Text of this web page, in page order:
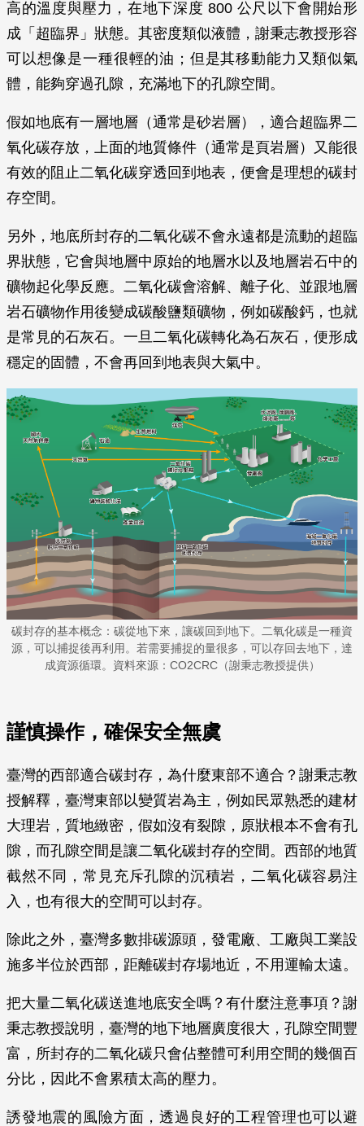
高的溫度與壓力，在地下深度 800 公尺以下會開始形
成「超臨界」狀態。其密度類似液體，謝秉志教授形容
可以想像是一種很輕的油；但是其移動能力又類似氣
體，能夠穿過孔隙，充滿地下的孔隙空間。
假如地底有一層地層（通常是砂岩層），適合超臨界二
氧化碳存放，上面的地質條件（通常是頁岩層）又能很
有效的阻止二氧化碳穿透回到地表，便會是理想的碳封
存空間。
另外，地底所封存的二氧化碳不會永遠都是流動的超臨
界狀態，它會與地層中原始的地層水以及地層岩石中的
礦物起化學反應。二氧化碳會溶解、離子化、並跟地層
岩石礦物作用後變成碳酸鹽類礦物，例如碳酸鈣，也就
是常見的石灰石。一旦二氧化碳轉化為石灰石，便形成
穩定的固體，不會再回到地表與大氣中。
碳封存的基本概念：碳從地下來，讓碳回到地下。二氧化碳是一種資
源，可以捕捉後再利用。若需要捕捉的量很多，可以存回去地下，達
成資源循環。資料來源：CO2CRC（謝秉志教授提供）
謹慎操作，確保安全無虞
臺灣的西部適合碳封存，為什麼東部不適合？謝秉志教
授解釋，臺灣東部以變質岩為主，例如民眾熟悉的建材
大理岩，質地緻密，假如沒有裂隙，原狀根本不會有孔
隙，而孔隙空間是讓二氧化碳封存的空間。西部的地質
截然不同，常見充斥孔隙的沉積岩，二氧化碳容易注
入，也有很大的空間可以封存。
除此之外，臺灣多數排碳源頭，發電廠、工廠與工業設
施多半位於西部，距離碳封存場地近，不用運輸太遠。
把大量二氧化碳送進地底安全嗎？有什麼注意事項？謝
秉志教授說明，臺灣的地下地層廣度很大，孔隙空間豐
富，所封存的二氧化碳只會佔整體可利用空間的幾個百
分比，因此不會累積太高的壓力。
誘發地震的風險方面，透過良好的工程管理也可以避